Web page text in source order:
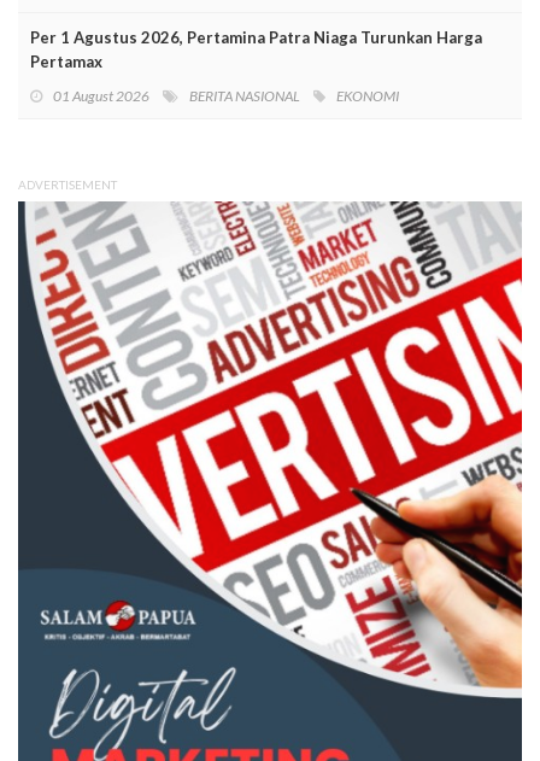
Per 1 Agustus 2026, Pertamina Patra Niaga Turunkan Harga
Pertamax
01 August 2026 BERITA NASIONAL EKONOMI
ADVERTISEMENT